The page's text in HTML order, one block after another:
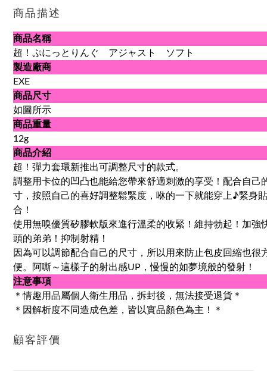
商品描述
商品名稱
超！ぷにっとりんぐ アジャスト ソフト
製造廠商
EXE
商品尺寸
如圖所示
商品重量
12g
商品介紹
超！彈力套環新推出可調整尺寸的款式。
調整用卡位的凹凸也能給您帶來舒適刺激的享受！配合自己
寸，按照自己的喜好調整鬆緊度，咻的一下就能穿上♪緊身貼
合！
使用無嗅優質矽膠軟版來進行溫柔的收緊！維持勃起！加強
頭的弟弟！抑制射精！
因為可以調節配合自己的尺寸，所以用來防止包皮回縮也很
便。阿嘶～這樣子的射出感UP，慢慢的如夢境般的發射！
注意事項
＊情趣用品屬個人衛生用品，拆封後，無法接受退貨＊
＊因解析度不同造成色差，皆以實品顏色為主！＊
顧客評價